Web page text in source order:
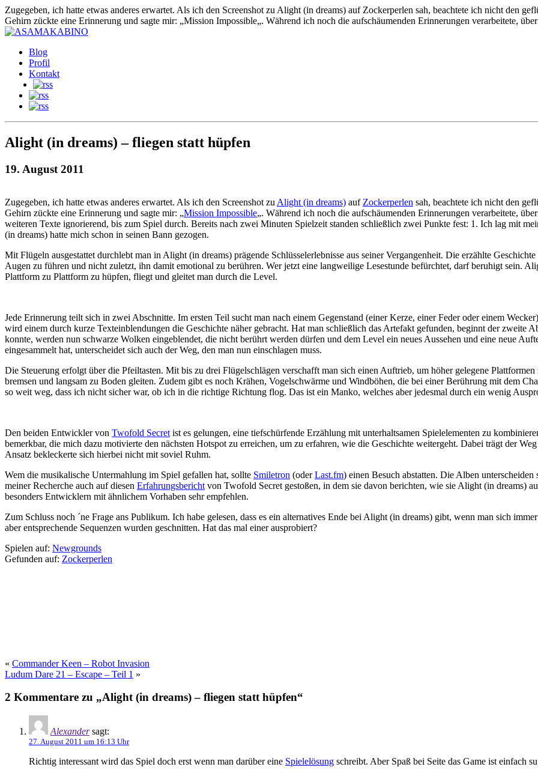
Zugegeben, ich hatte etwas anderes erwartet. Als ich den Screenshot zu Alight (in dreams) auf Zockerperlen sah, beachtete ich nicht den
Gehirn zückte eine Erinnerung und sagte mir: „Mission Impossible„. Während ich noch die aufschäumenden Erinnerungen verarbeitete,
Blog
Profil
Kontakt
Alight (in dreams) – fliegen statt hüpfen
19. August 2011
Zugegeben, ich hatte etwas anderes erwartet. Als ich den Screenshot zu Alight (in dreams) auf Zockerperlen sah, beachtete ich nicht den
Gehirn zückte eine Erinnerung und sagte mir: „Mission Impossible„. Während ich noch die aufschäumenden Erinnerungen verarbeitete,
weiteren Texte ignorierend, bis zum Spiel durch. Bereits nach zwei Minuten Spielzeit standen schließlich zwei Punkte fest: 1. Ich lag mit
(in dreams) hatte mich schon in seinen Bann gezogen.
Mit Flügeln ausgestattet durchlebt man in Alight (in dreams) prägende Schlüsselerlebnisse aus seiner Vergangenheit. Die erzählte
Augen zu führen und nicht zuletzt, ihn damit emotional zu berühren. Wer jetzt eine langweilige Lesestunde befürchtet, darf beruhigt sein.
Plattform zu Plattform zu hüpfen, fliegt und gleitet man durch die Level.
Jede Erinnerung teilt sich in zwei Abschnitte. Im ersten Teil sucht man nach einem Gegenstand (einer Kerze, einer Feder oder einem
wird einem durch kurze Texteinblendungen die Geschichte näher gebracht. Hat man schließlich das Artefakt gefunden, beginnt der zweite
konnte, werden nun schwarze Wolken eingeblendet, die nicht berührt werden dürfen und dem Level ein neues Aussehen und eine neue
eingesammelt hat, unterscheidet sich auch der Weg, den man nun einschlagen muss.
Die Steuerung erfolgt über die Pfeiltasten. Mit bis zu drei Flügelschlägen verschafft man sich einen Auftrieb, um höher gelegene
bremsen und langsam zu Boden gleiten. Zudem gibt es noch Krähen, Vogelschwärme und Windböhen, die bei einer Berührung mit dem
so weit weg, dass ich nicht sicher war, ob ich in die richtige Richtung flog. Das ist ein Manko, welches aber jedesmal durch ein wenig
Den beiden Entwickler von Twofold Secret ist es gelungen, eine tiefschürfende Erzählung mit unterhaltsamen Spielelementen zu
bemerkbar, die mich dazu motivierte den nächsten Hotspot zu erreichen, um zu erfahren, wie die Geschichte weitergeht. Dabei trägt der
Ansatz bekleckerte sich hierbei nicht mit soviel Ruhm.
Wem die musikalische Untermahlung im Spiel gefallen hat, sollte Smiletron (oderLast.fm) einen Besuch abstatten. Die Alben
meiner Recherche auch auf diesen Erfahrungsbericht von Twofold Secret gestoßen, in dem sie davon berichten, wie sie Alight (in dreams)
besonders Entwicklern mit ähnlichem Vorhaben sehr empfehlen.
Zum Schluss noch ´ne Frage ans Publikum. Ich habe gelesen, dass es ein alternatives Ende bei Alight (in dreams) gibt, wenn man sich
aber entsprechende Sequenzen wurden geschnitten. Hat das mal einer ausprobiert?
Spielen auf: Newgrounds
Gefunden auf: Zockerperlen
« Commander Keen – Robot Invasion
Ludum Dare 21 – Escape – Teil 1 »
2 Kommentare zu „Alight (in dreams) – fliegen statt hüpfen“
Alexandersagt:
27. August 2011 um 16:13 Uhr
Richtig interessant wird das Spiel doch erst wenn man darüber eine Spielelösung schreibt. Aber Spaß bei Seite das Game ist einfach